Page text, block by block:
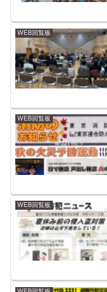
WEB回覧板
WEB回覧板
WEB回覧板